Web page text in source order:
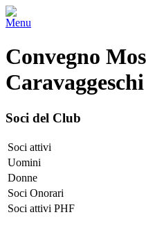
Menu
Convegno
Soci del Club
Soci attivi
Uomini
Donne
Soci Onorari
Soci attivi PHF